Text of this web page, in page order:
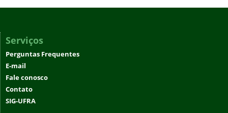
Serviços
Perguntas Frequentes
E-mail
Fale conosco
Contato
SIG-UFRA